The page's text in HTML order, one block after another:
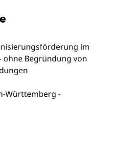
im
Begründung von
Württemberg -